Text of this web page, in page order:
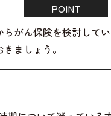
らがん保険を検討して
きましょう。